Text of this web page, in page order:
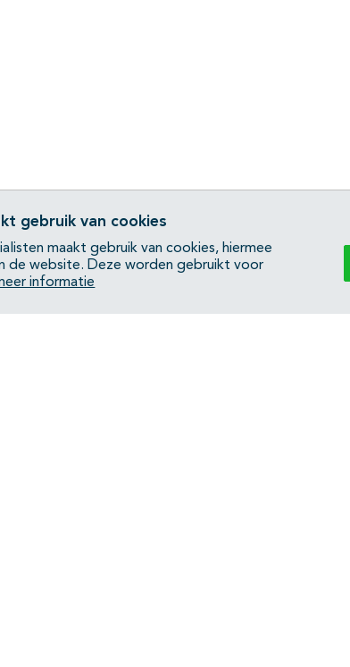
gebruik van cookies
maakt gebruik van cookies, hiermee
de website. Deze worden gebruikt voor
informatie